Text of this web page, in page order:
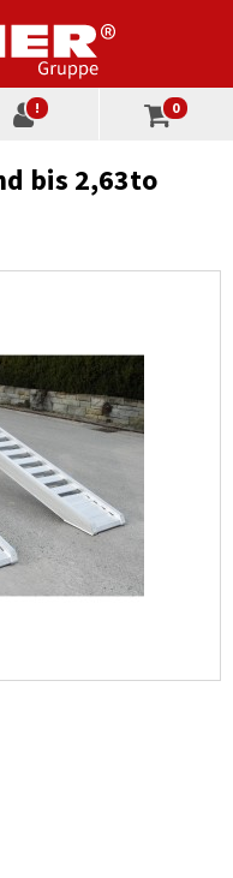
! 0
bis 2,63to